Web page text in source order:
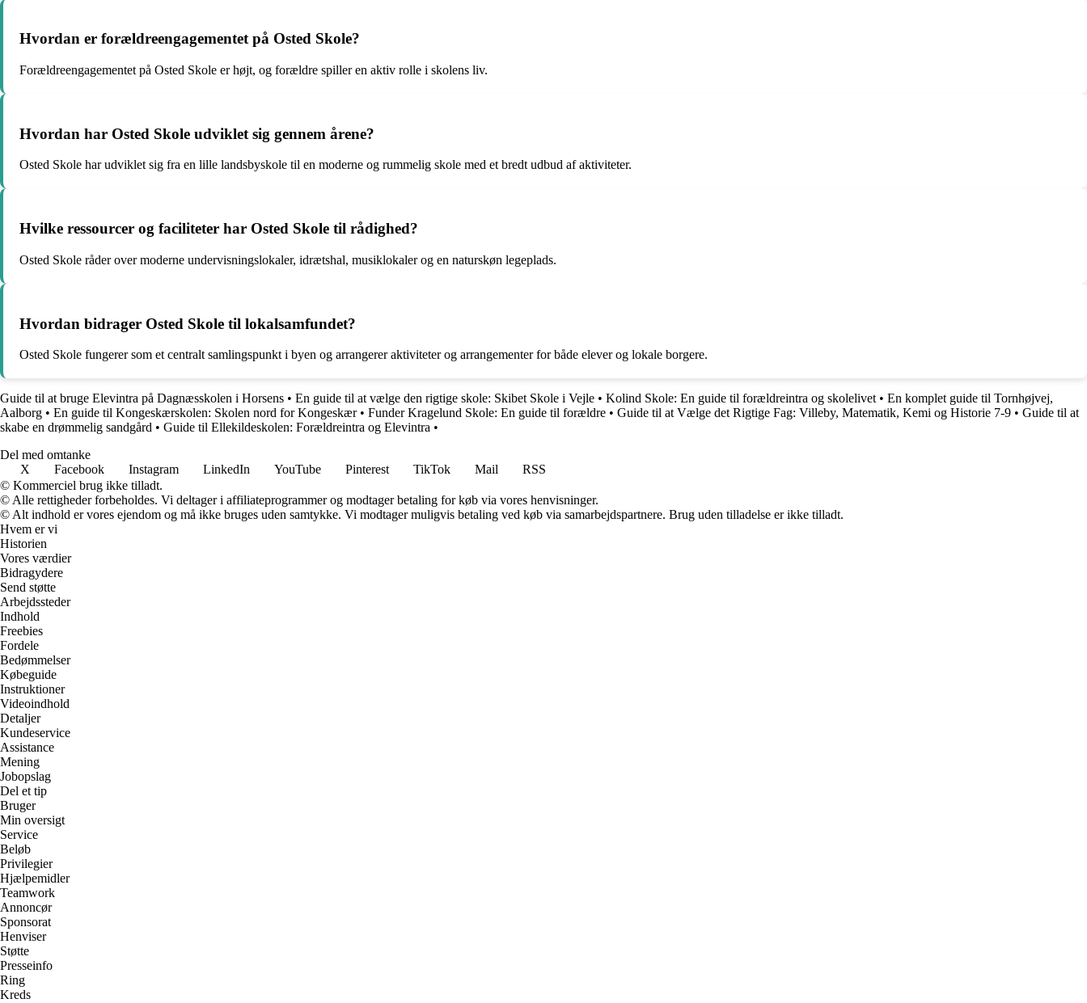
Hvordan er forældreengagementet på Osted Skole?
Forældreengagementet på Osted Skole er højt, og forældre spiller en aktiv rolle i skolens liv.
Hvordan har Osted Skole udviklet sig gennem årene?
Osted Skole har udviklet sig fra en lille landsbyskole til en moderne og rummelig skole med et bredt udbud af aktiviteter.
Hvilke ressourcer og faciliteter har Osted Skole til rådighed?
Osted Skole råder over moderne undervisningslokaler, idrætshal, musiklokaler og en naturskøn legeplads.
Hvordan bidrager Osted Skole til lokalsamfundet?
Osted Skole fungerer som et centralt samlingspunkt i byen og arrangerer aktiviteter og arrangementer for både elever og lokale borgere.
Guide til at bruge Elevintra på Dagnæsskolen i Horsens • En guide til at vælge den rigtige skole: Skibet Skole i Vejle • Kolind Skole: En guide til forældreintra og skolelivet • En komplet guide til Tornhøjvej,
Aalborg • En guide til Kongeskærskolen: Skolen nord for Kongeskær• Funder Kragelund Skole: En guide til forældre • Guide til at Vælge det Rigtige Fag: Villeby, Matematik, Kemi og Historie 7-9 • Guide til at
skabe en drømmelig sandgård • Guide til Ellekildeskolen: Forældreintra og Elevintra •
Del med omtanke
X
Facebook Instagram LinkedIn YouTube Pinterest TikTok Mail
RSS
© Kommerciel brug ikke tilladt.
© Alle rettigheder forbeholdes. Vi deltager i affiliateprogrammer og modtager betaling for køb via vores henvisninger.
© Alt indhold er vores ejendom og må ikke bruges uden samtykke. Vi modtager muligvis betaling ved køb via samarbejdspartnere. Brug uden tilladelse er ikke tilladt.
Hvem er vi
Historien
Vores værdier
Bidragydere
Send støtte
Arbejdssteder
Indhold
Freebies
Fordele
Bedømmelser
Købeguide
Instruktioner
Videoindhold
Detaljer
Kundeservice
Assistance
Mening
Jobopslag
Del et tip
Bruger
Min oversigt
Service
Beløb
Privilegier
Hjælpemidler
Teamwork
Annoncør
Sponsorat
Henviser
Støtte
Presseinfo
Ring
Kreds